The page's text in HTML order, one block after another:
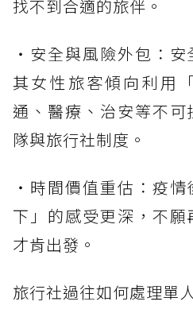
找不到合適的旅伴。
・安全與風險外包：
其女性旅客傾向利用
通、醫療、治安等不
隊與旅行社制度。
・時間價值重估：疫
下」的感受更深，不
才肯出發。
旅行社過往如何處理單